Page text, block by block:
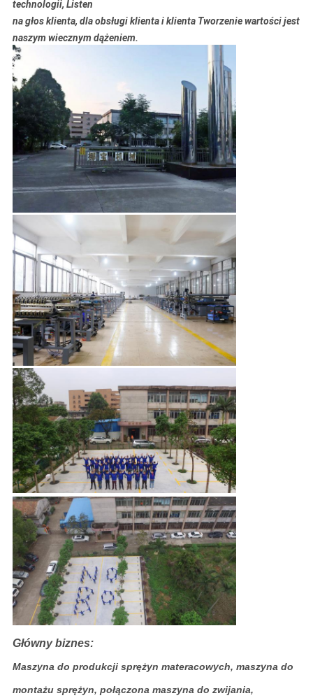
technologii, Listen
na głos klienta, dla obsługi klienta i klienta Tworzenie wartości jest
naszym wiecznym dążeniem.
Główny biznes:
Maszyna do produkcji sprężyn materacowych, maszyna do
montażu sprężyn, połączona maszyna do zwijania,